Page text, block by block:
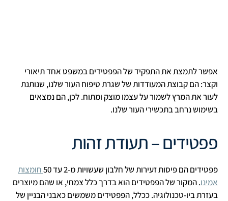
אפשר לתמצת את התפקיד של הפפטידים במשפט אחד תיאורי
וקצר: הם קבוצת המעודדות של שגרת טיפוח העור שלנו, שנותנת
לעור את המרץ לשמור על עצמו מוצק ומתוח. לכן, הם נמצאים
בשימוש נרחב בתכשירי העור שלנו.
פפטידים – תעודת זהות
פפטידים הם פיסות זעירות של חלבון שעשויות מ-2 עד 50
חומצות
אמינו. המקור של הפפטידים הוא בדרך כלל צמחי, או שהם מיוצרים
בעזרת ביו-טכנולוגיה. ככלל, הפפטידים משמשים כאבני הבניין של